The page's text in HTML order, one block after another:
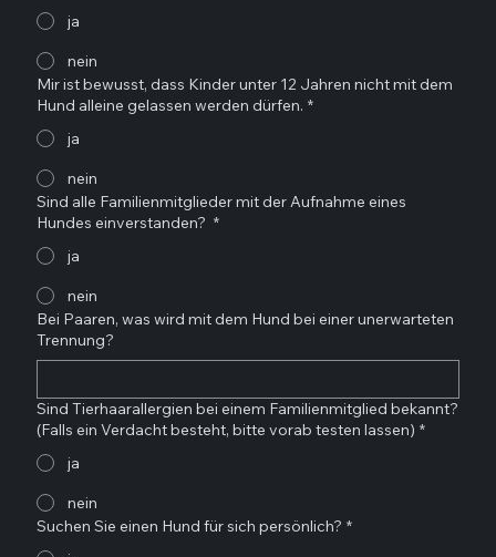
ja
nein
Mir ist bewusst, dass Kinder unter 12 Jahren nicht mit dem
Hund alleine gelassen werden dürfen. *
ja
nein
Sind alle Familienmitglieder mit der Aufnahme eines
Hundes einverstanden? *
ja
nein
Bei Paaren, was wird mit dem Hund bei einer unerwarteten
Trennung?
Sind Tierhaarallergien bei einem Familienmitglied bekannt?
(Falls ein Verdacht besteht, bitte vorab testen lassen) *
ja
nein
Suchen Sie einen Hund für sich persönlich? *